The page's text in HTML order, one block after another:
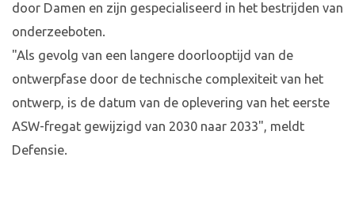
door Damen en zijn gespecialiseerd in het bestrijden van
onderzeeboten.
"Als gevolg van een langere doorlooptijd van de
ontwerpfase door de technische complexiteit van het
ontwerp, is de datum van de oplevering van het eerste
ASW-fregat gewijzigd van 2030 naar 2033", meldt
Defensie.